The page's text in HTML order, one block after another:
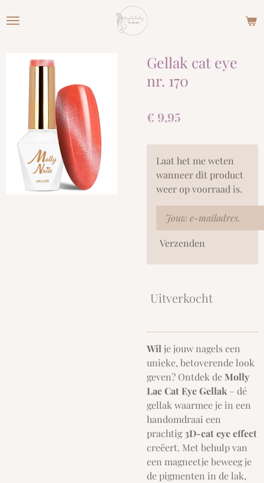
direct
hoofdinhoud
Gellak cat eye
nr. 170
€ 9,95
Laat het me weten
wanneer dit product
weer op voorraad is.
Verzenden
Uitverkocht
Wil je jouw nagels een
unieke, betoverende look
geven? Ontdek de Molly
Lac Cat Eye Gellak – dé
gellak waarmee je in een
handomdraai een
prachtig3D-cat eye effect
creëert. Met behulp van
een magneetje beweeg je
de pigmenten in de lak,